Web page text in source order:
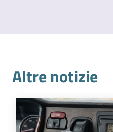
Altre notizie